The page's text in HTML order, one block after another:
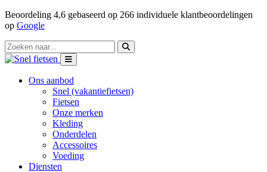
Beoordeling 4,6 gebaseerd op 266 individuele klantbeoordelingen
op Google
Ons aanbod
Snel (vakantiefietsen)
Fietsen
Onze merken
Kleding
Onderdelen
Accessoires
Voeding
Diensten